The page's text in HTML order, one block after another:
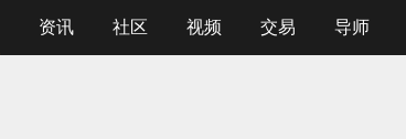
资讯 社区 视频 交易 导师